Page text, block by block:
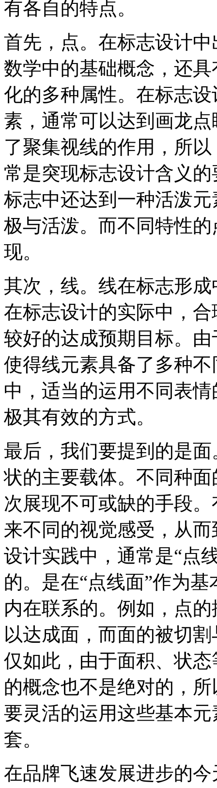
有各自的特点。
首先，点。在标志设计
数学中的基础概念，还
化的多种属性。在标志
素，通常可以达到画龙
了聚集视线的作用，所
常是突现标志设计含义
标志中还达到一种活泼
极与活泼。而不同特性
现。
其次，线。线在标志形
在标志设计的实际中，
较好的达成预期目标。
使得线元素具备了多种
中，适当的运用不同表
极其有效的方式。
最后，我们要提到的是
状的主要载体。不同种
次展现不可或缺的手段
来不同的视觉感受，从
设计实践中，通常是“点
的。是在“点线面”作为
内在联系的。例如，点
以达成面，而面的被切
仅如此，由于面积、状
的概念也不是绝对的，
要灵活的运用这些基本
套。
在品牌飞速发展进步的